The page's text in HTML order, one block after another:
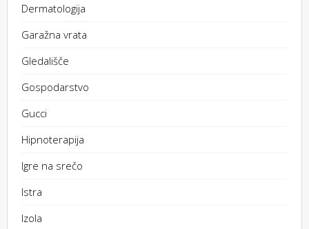
Dermatologija
Garažna vrata
Gledališče
Gospodarstvo
Gucci
Hipnoterapija
Igre na srečo
Istra
Izola